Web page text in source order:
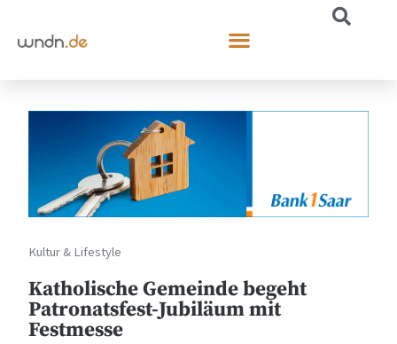
Kultur & Lifestyle
Katholische Gemeinde begeht
Patronatsfest-Jubiläum mit
Festmesse